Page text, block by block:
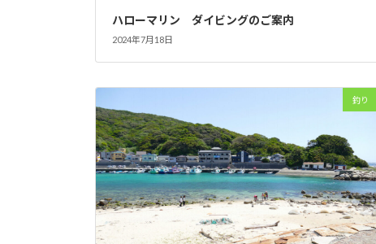
ハローマリン ダイビングのご案内
2024年7月18日
釣り